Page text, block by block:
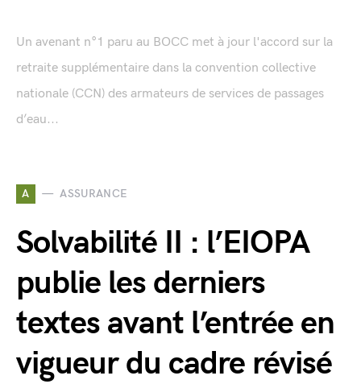
Un avenant n°1 paru au BOCC met à jour l'accord sur la
retraite supplémentaire dans la convention collective
nationale (CCN) des armateurs de services de passages
d’eau...
A ASSURANCE
Solvabilité II : l’EIOPA
publie les derniers
textes avant l’entrée en
vigueur du cadre révisé